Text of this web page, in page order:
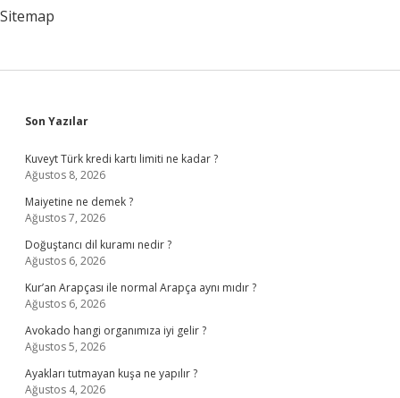
Sitemap
Sidebar
Son Yazılar
Kuveyt Türk kredi kartı limiti ne kadar ?
Ağustos 8, 2026
Maiyetine ne demek ?
Ağustos 7, 2026
Doğuştancı dil kuramı nedir ?
Ağustos 6, 2026
Kur’an Arapçası ile normal Arapça aynı mıdır ?
Ağustos 6, 2026
Avokado hangi organımıza iyi gelir ?
Ağustos 5, 2026
Ayakları tutmayan kuşa ne yapılır ?
Ağustos 4, 2026